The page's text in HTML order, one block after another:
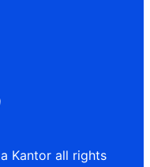
Kantor all rights